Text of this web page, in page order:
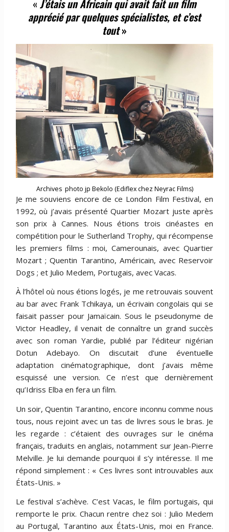
« J’étais un Africain qui avait fait un film
apprécié par quelques spécialistes, et c’est
tout»
Archives photo jp Bekolo (Ediflex chez Neyrac Films)
Je me souviens encore de ce London Film Festival, en
1992, où j’avais présenté Quartier Mozart juste après
son prix à Cannes. Nous étions trois cinéastes en
compétition pour le Sutherland Trophy, qui récompense
les premiers films : moi, Camerounais, avec Quartier
Mozart ; Quentin Tarantino, Américain, avec Reservoir
Dogs ; et Julio Medem, Portugais, avec Vacas.
À l’hôtel où nous étions logés, je me retrouvais souvent
au bar avec Frank Tchikaya, un écrivain congolais qui se
faisait passer pour Jamaïcain. Sous le pseudonyme de
Victor Headley, il venait de connaître un grand succès
avec son roman Yardie, publié par l’éditeur nigérian
Dotun Adebayo. On discutait d’une éventuelle
adaptation cinématographique, dont j’avais même
esquissé une version. Ce n’est que dernièrement
qu’Idriss Elba en fera un film.
Un soir, Quentin Tarantino, encore inconnu comme nous
tous, nous rejoint avec un tas de livres sous le bras. Je
les regarde : c’étaient des ouvrages sur le cinéma
français, traduits en anglais, notamment sur Jean-Pierre
Melville. Je lui demande pourquoi il s’y intéresse. Il me
répond simplement : « Ces livres sont introuvables aux
États-Unis. »
Le festival s’achève. C’est Vacas, le film portugais, qui
remporte le prix. Chacun rentre chez soi : Julio Medem
au Portugal, Tarantino aux États-Unis, moi en France.